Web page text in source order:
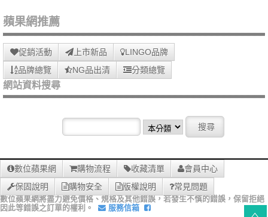
蘋果網推薦
促銷活動 上市新品
LINGO品牌
品牌總覽
NG品出清 分類總覽
網站資料搜尋
數位蘋果網 購物流程 收藏清單
會員中心
保固說明
購物安全 版權說明 常見問題
數位蘋果網將盡力避免價格、規格及其他錯誤，若發生不慎的錯誤，保留拒絕
因此等錯誤之訂單的權利。
服務信箱